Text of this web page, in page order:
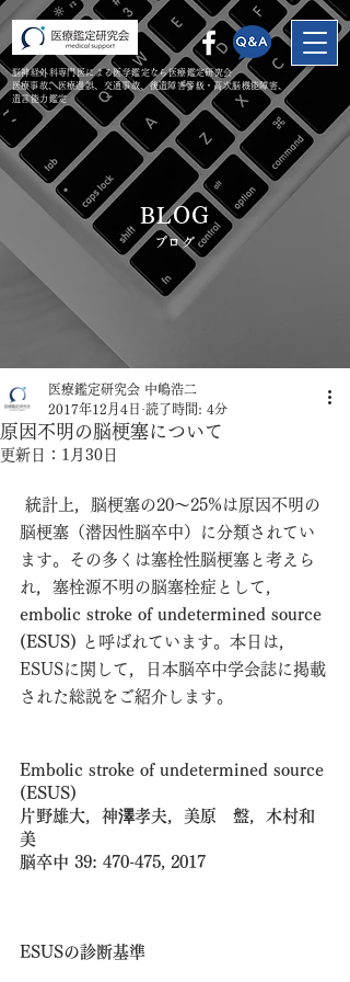
脳神経外科専門医による医学鑑定なら医療鑑定研究会
​医療事故、医療過誤、交通事故、後遺障害等級・高次脳機能障害、
遺言能力鑑定
BLOG
​ブログ
原因不明の脳梗塞について
医療鑑定研究会 中嶋浩二
2017年12月4日 読了時間: 4分
更新日： 1月30日
脳梗塞（潜因性脳卒中）に分類されてい
ます。その多くは塞栓性脳梗塞と考えら
れ，塞栓源不明の脳塞栓症として，
embolic stroke of undetermined source
(ESUS) と呼ばれています。本日は，
ESUSに関して，日本脳卒中学会誌に掲載
された総説をご紹介します。
Embolic stroke of undetermined source
(ESUS)
片野雄大，神澤孝夫，美原　盤，木村和
美
脳卒中 39: 470-475, 2017
ESUSの診断基準